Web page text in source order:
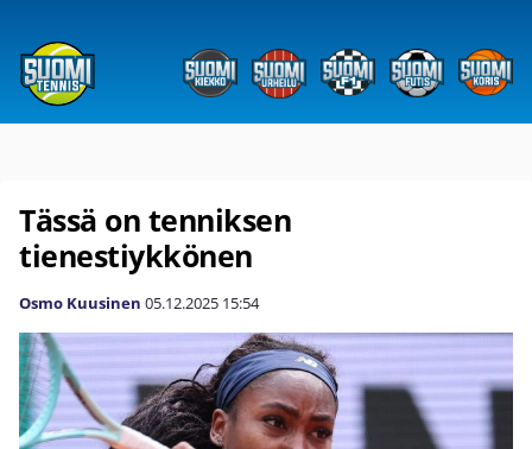
Tässä on tenniksen
tienestiykkönen
Osmo Kuusinen 05.12.2025 15:54